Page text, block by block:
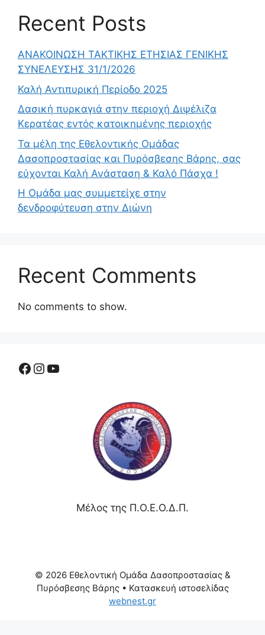
Recent Posts
ΑΝΑΚΟΙΝΩΣΗ ΤΑΚΤΙΚΗΣ ΕΤΗΣΙΑΣ ΓΕΝΙΚΗΣ
ΣΥΝΕΛΕΥΣΗΣ 31/1/2026
Καλή Αντιπυρική Περίοδο 2025
Δασική πυρκαγιά στην περιοχή Διψέλιζα
Κερατέας εντός κατοικημένης περιοχής
Τα μέλη της Εθελοντικής Ομάδας
Δασοπροστασίας και Πυρόσβεσης Βάρης, σας
εύχονται Καλή Ανάσταση & Καλό Πάσχα !
Η Ομάδα μας συμμετείχε στην
δενδροφύτευση στην Διώνη
Recent Comments
No comments to show.
Μέλος της Π.Ο.Ε.Ο.Δ.Π.
© 2026 Εθελοντική Ομάδα Δασοπροστασίας &
Πυρόσβεσης Βάρης• Κατασκευή ιστοσελίδας
webnest.gr